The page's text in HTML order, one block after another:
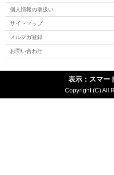
個人情報の取扱い
サイトマップ
メルマガ登録
お問い合わせ
表示：スマー
Copyright (C) All